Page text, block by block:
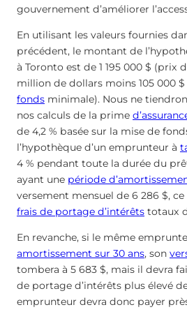
gouvernement d’améliorer
En utilisant les valeurs fournies
précédent, le montant de
à Toronto est de 1 195 000 $ (prix
million de dollars moins 105 000
fonds minimale). Nous ne
nos calculs de la prime
de 4,2 % basée sur la mise de
l’hypothèque d’un emprunteur à
4 % pendant toute la durée du
ayant une période
versement mensuel de 6 286 $,
frais de portage d’intérêts totaux
En revanche, si le même
amortissement sur 30 ans, son
tombera à 5 683 $, mais il devra
de portage d’intérêts plus élevé
emprunteur devra donc payer